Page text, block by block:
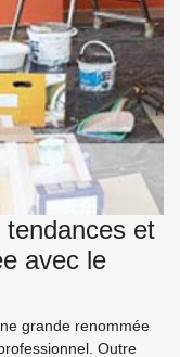
et
avec le
grande renommée
Outre